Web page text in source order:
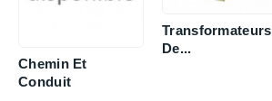
Chemin Et
Conduit
Transformateurs
De...